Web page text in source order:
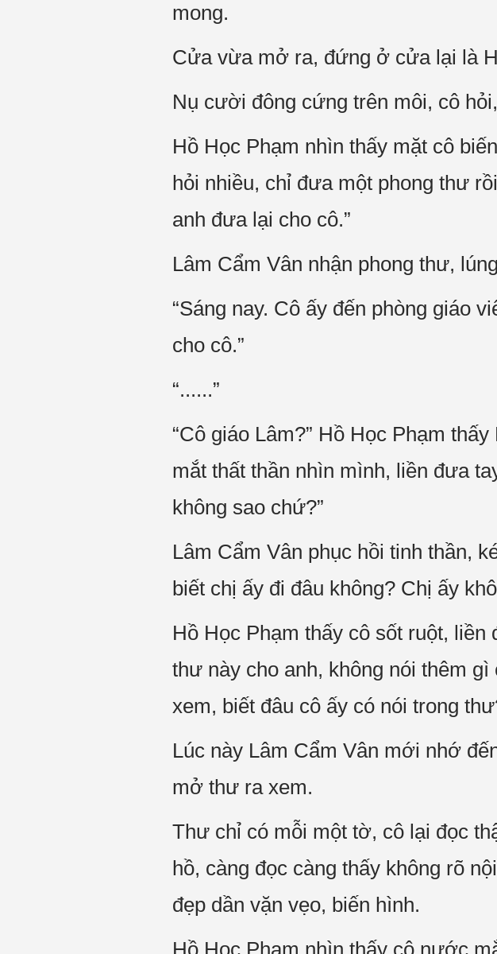
mong.
Cửa vừa mở ra, đứng ở cửa lại là
Nụ cười đông cứng trên môi, cô hỏi,
Hồ Học Phạm nhìn thấy mặt cô
hỏi nhiều, chỉ đưa một phong thư
anh đưa lại cho cô.”
Lâm Cẩm Vân nhận phong thư,
“Sáng nay. Cô ấy đến phòng giáo
cho cô.”
“......”
“Cô giáo Lâm?” Hồ Học Phạm
mắt thất thần nhìn mình, liền đưa
không sao chứ?”
Lâm Cẩm Vân phục hồi tinh thần,
biết chị ấy đi đâu không? Chị ấy
Hồ Học Phạm thấy cô sốt ruột, liền
thư này cho anh, không nói thêm
xem, biết đâu cô ấy có nói trong
Lúc này Lâm Cẩm Vân mới nhớ
mở thư ra xem.
Thư chỉ có mỗi một tờ, cô lại đọc
hồ, càng đọc càng thấy không rõ
đẹp dần vặn vẹo, biến hình.
Hồ Học Phạm nhìn thấy cô nước